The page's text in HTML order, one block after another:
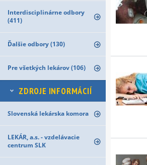
Interdisciplinárne odbory
(411)
Ďalšie odbory (130)
Pre všetkých lekárov (106)
ZDROJE INFORMÁCIÍ
Slovenská lekárska komora
LEKÁR, a.s. - vzdelávacie
centrum SLK